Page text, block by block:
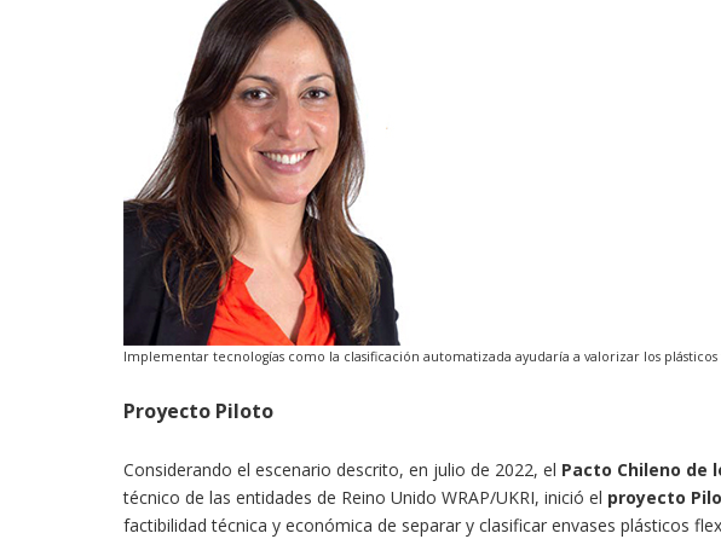
Implementar tecnologías como la clasificación automatizada ayudaría a valorizar los
Proyecto Piloto
Considerando el escenario descrito, en julio de 2022, el Pacto Chileno de
técnico de las entidades de Reino Unido WRAP/UKRI, inició el proyecto
factibilidad técnica y económica de separar y clasificar envases plásticos